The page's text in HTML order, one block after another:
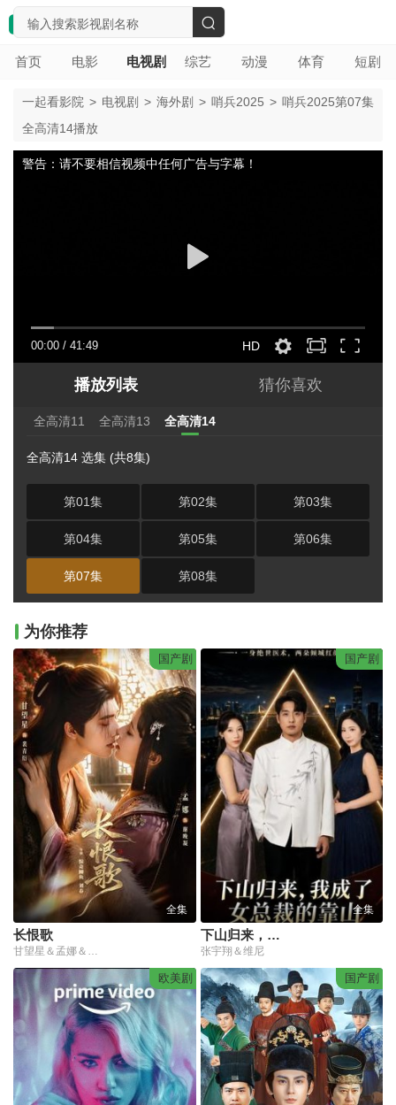
首页 电影 电视剧 综艺 动漫 体育 短剧
搜
一起看影院 > 电视剧 > 海外剧 > 哨兵2025 > 哨兵2025第07集
全高清14播放
00:00 / 41:49 HD
警告：请不要相信视频中任何广告与字幕！
播放列表 猜你喜欢
全高清11 全高清13 全高清14
全高清14 选集 (共8集)
第01集 第02集 第03集
第04集 第05集 第06集
第07集 第08集
为你推荐
国产剧
全集
长恨歌
国产剧
全集
下山归来，我成了女总裁的靠山
张宇翔＆维尼
欧美剧 国产剧